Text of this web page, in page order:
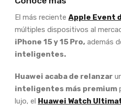
El más reciente Apple Event
múltiples dispositivos al
iPhone 15 y 15 Pro, además
inteligentes.
Huawei acaba de relanzar
inteligentes más premium
lujo, el Huawei Watch